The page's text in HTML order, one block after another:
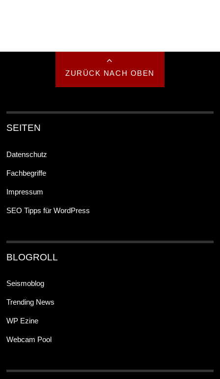
ZURÜCK NACH OBEN
SEITEN
Datenschutz
Fachbegriffe
Impressum
SEO Tipps für WordPress
BLOGROLL
Seismoblog
Trending News
WP Ezine
Webcam Pool